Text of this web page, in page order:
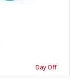
Day Off